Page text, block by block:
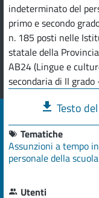
indeterminato del
primo e secondo
n. 185 posti nelle
statale della
AB24 (Lingue e
secondaria di II grado
Testo
Tematiche
Assunzioni a tempo
personale della scuola
Utenti